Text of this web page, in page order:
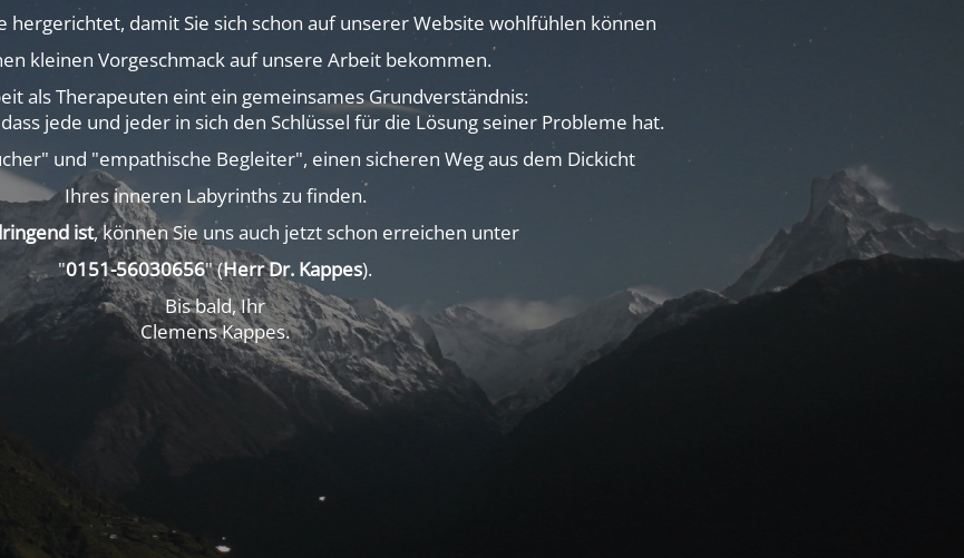
hergerichtet, damit Sie sich schon auf unserer Website wohlfühlen können
kleinen Vorgeschmack auf unsere Arbeit bekommen.
als Therapeuten eint ein gemeinsames Grundverständnis:
jede und jeder in sich den Schlüssel für die Lösung seiner Probleme hat.
und "empathische Begleiter", einen sicheren Weg aus dem Dickicht
Ihres inneren Labyrinths zu finden.
ist, können Sie uns auch jetzt schon erreichen unter
"0151-56030656" (Herr Dr. Kappes).
Bis bald, Ihr
Clemens Kappes.